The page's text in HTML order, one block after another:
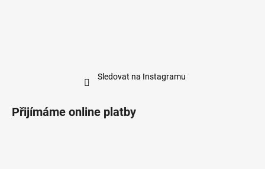
Sledovat na Instagramu
Přijímáme online platby